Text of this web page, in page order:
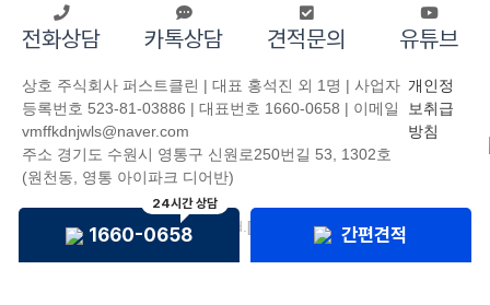
전화상담 카톡상담 견적문의 유튜브
상호 주식회사 퍼스트클린 | 대표 홍석진 외 1명 | 사업자
등록번호 523-81-03886 | 대표번호 1660-0658 | 이메일
vmffkdnjwls@naver.com
주소 경기도 수원시 영통구 신원로250번길 53, 1302호
(원천동, 영통 아이파크 디어반)
Copyright © All Rights Reserved. [
개인정
보취급
방침
24시간 상담
1660-0658 간편견적